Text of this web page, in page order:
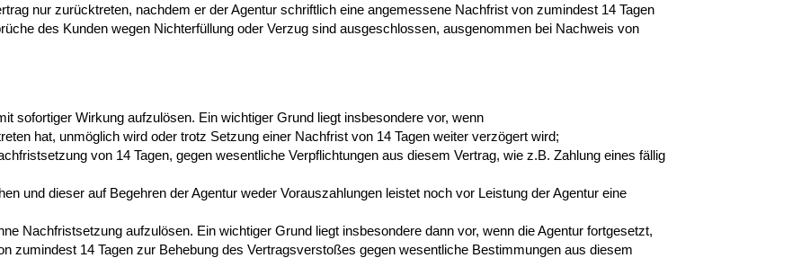
nur zurücktreten, nachdem er der Agentur schriftlich eine angemessene Nachfrist von zumindest 14 Tagen
des Kunden wegen Nichterfüllung oder Verzug sind ausgeschlossen, ausgenommen bei Nachweis von
sofortiger Wirkung aufzulösen. Ein wichtiger Grund liegt insbesondere vor, wenn
hat, unmöglich wird oder trotz Setzung einer Nachfrist von 14 Tagen weiter verzögert wird;
von 14 Tagen, gegen wesentliche Verpflichtungen aus diesem Vertrag, wie z.B. Zahlung eines fällig
und dieser auf Begehren der Agentur weder Vorauszahlungen leistet noch vor Leistung der Agentur eine
Nachfristsetzung aufzulösen. Ein wichtiger Grund liegt insbesondere dann vor, wenn die Agentur fortgesetzt,
zumindest 14 Tagen zur Behebung des Vertragsverstoßes gegen wesentliche Bestimmungen aus diesem